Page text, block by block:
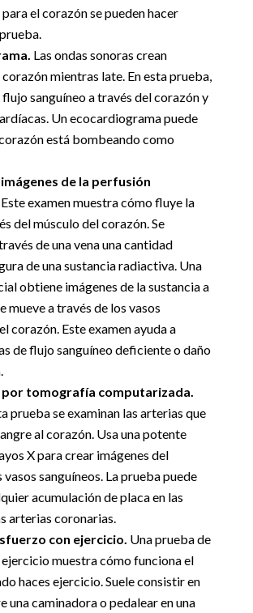
el corazón se pueden hacer
Las ondas sonoras crean
mientras late. En esta prueba,
sanguíneo a través del corazón y
Un ecocardiograma puede
está bombeando como
de la perfusión
Este examen muestra cómo fluye la
del músculo del corazón. Se
de una vena una cantidad
de una sustancia radiactiva. Una
obtiene imágenes de la sustancia a
mueve a través de los vasos
corazón. Este examen ayuda a
de flujo sanguíneo deficiente o daño
tomografía computarizada.
prueba se examinan las arterias que
al corazón. Usa una potente
X para crear imágenes del
vasos sanguíneos. La prueba puede
acumulación de placa en las
arterias coronarias.
con ejercicio. Una prueba de
muestra cómo funciona el
haces ejercicio. Suele consistir en
una caminadora o pedalear en una